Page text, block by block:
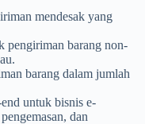
mendesak yang
pengiriman barang non-
barang dalam jumlah
untuk bisnis e-
dan